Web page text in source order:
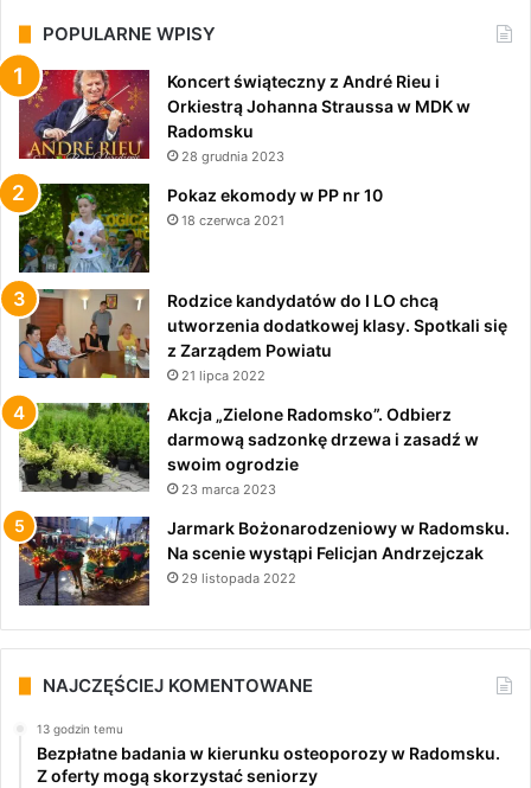
POPULARNE WPISY
Koncert świąteczny z André Rieu i
Orkiestrą Johanna Straussa w MDK w
Radomsku
28 grudnia 2023
Pokaz ekomody w PP nr 10
18 czerwca 2021
Rodzice kandydatów do I LO chcą
utworzenia dodatkowej klasy. Spotkali się
z Zarządem Powiatu
21 lipca 2022
Akcja „Zielone Radomsko”. Odbierz
darmową sadzonkę drzewa i zasadź w
swoim ogrodzie
23 marca 2023
Jarmark Bożonarodzeniowy w Radomsku.
Na scenie wystąpi Felicjan Andrzejczak
29 listopada 2022
NAJCZĘŚCIEJ KOMENTOWANE
13 godzin temu
Bezpłatne badania w kierunku osteoporozy w Radomsku.
Z oferty mogą skorzystać seniorzy